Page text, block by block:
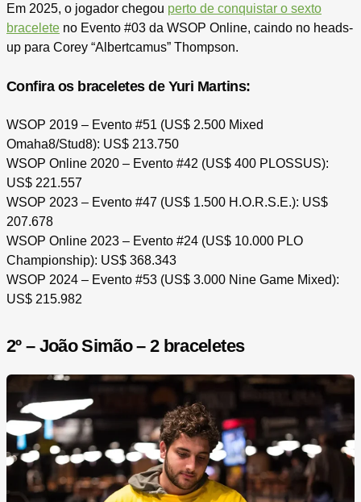
Em 2025, o jogador chegou perto de conquistar o sexto
bracelete no Evento #03 da WSOP Online, caindo no heads-
up para Corey “Albertcamus” Thompson.
Confira os braceletes de Yuri Martins:
WSOP 2019 – Evento #51 (US$ 2.500 Mixed
Omaha8/Stud8): US$ 213.750
WSOP Online 2020 – Evento #42 (US$ 400 PLOSSUS):
US$ 221.557
WSOP 2023 – Evento #47 (US$ 1.500 H.O.R.S.E.): US$
207.678
WSOP Online 2023 – Evento #24 (US$ 10.000 PLO
Championship): US$ 368.343
WSOP 2024 – Evento #53 (US$ 3.000 Nine Game Mixed):
US$ 215.982
2º – João Simão – 2 braceletes